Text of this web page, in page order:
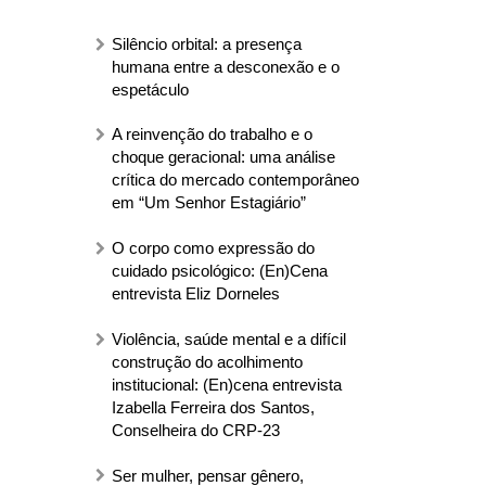
Silêncio orbital: a presença
humana entre a desconexão e o
espetáculo
A reinvenção do trabalho e o
choque geracional: uma análise
crítica do mercado contemporâneo
em “Um Senhor Estagiário”
O corpo como expressão do
cuidado psicológico: (En)Cena
entrevista Eliz Dorneles
Violência, saúde mental e a difícil
construção do acolhimento
institucional: (En)cena entrevista
Izabella Ferreira dos Santos,
Conselheira do CRP-23
Ser mulher, pensar gênero,